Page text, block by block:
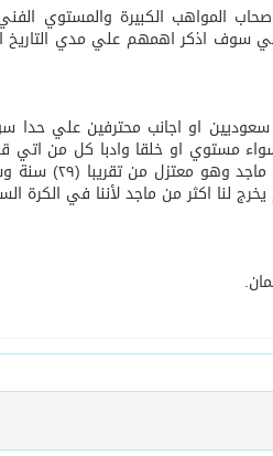
المواهب الكبيرة والمستوي
سوف اذكر اهمهم علي مدي التاريخ
او اجانب محترفين علي حدا
سواء مستوي او خلقا وادبا كل من اتي
الاعبين والخبراء والرياضين وبنسبة
لنا اكثر من ماجد لأننا في الكرة